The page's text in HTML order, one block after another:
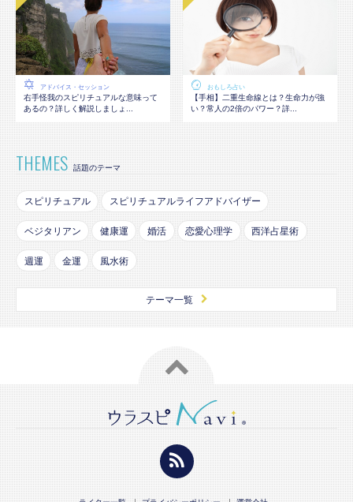
アドバイス・セッション
右手怪我のスピリチュアルな意味って
あるの？詳しく解説しましょ...
おもしろ占い
【手相】二重生命線とは？生命力が強
い？常人の2倍のパワー？詳...
THEMES 話題のテーマ
スピリチュアル スピリチュアルライフアドバイザー
ベジタリアン 健康運 婚活 恋愛心理学 西洋占星術
週運 金運 風水術
テーマ一覧